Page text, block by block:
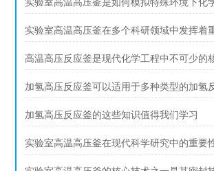
实验室高温高压釜是如何模拟特殊环境下化
实验室高温高压釜在多个科研领域中发挥着
高温高压反应釜是现代化学工程中不可少的
加氢高压反应釜可以适用于多种类型的加氢
加氢高压反应釜的这些知识值得我们学习
实验室高温高压釜在现代科学研究中的重要